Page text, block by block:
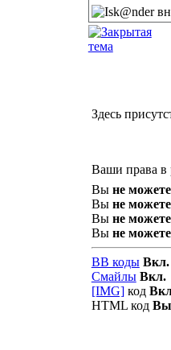
Здесь
Ваши права в
Вы не можете
Вы не можете
Вы не можете
Вы не можете
BB коды Вкл.
Смайлы Вкл.
[IMG]код
HTML код